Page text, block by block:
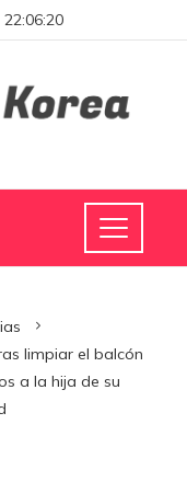
22:06:20
limpiar el balcón
a la hija de su